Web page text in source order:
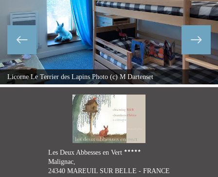
Licorne Le Terrier des Lapins Photo (c) M Dartenset
Les Deux Abbesses en Vert
Malignac,
24340 MAREUIL SUR BELLE - FRANCE